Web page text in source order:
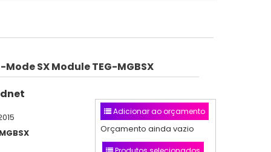
SX Module TEG-MGBSX
Adicionar ao orçamento
Orçamento ainda vazio